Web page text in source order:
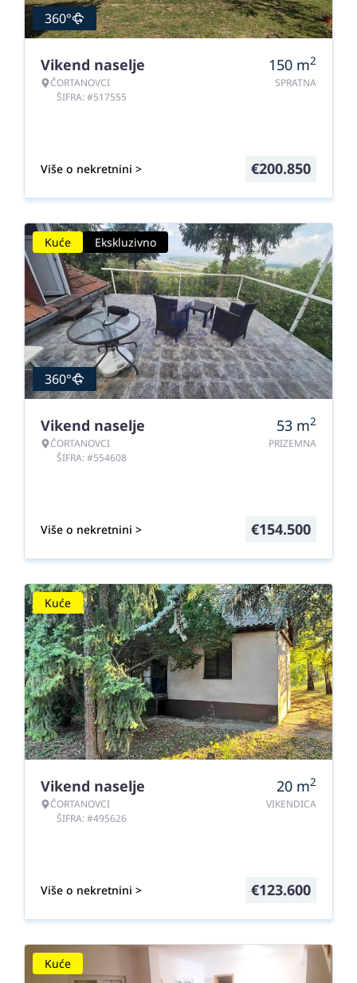
360°
Vikend naselje
ČORTANOVCI
ŠIFRA: #517555
150 m2
SPRATNA
Više o nekretnini > €200.850
Kuće Ekskluzivno
360°
Vikend naselje
ČORTANOVCI
ŠIFRA: #554608
53 m2
PRIZEMNA
Više o nekretnini > €154.500
Kuće
Vikend naselje
ČORTANOVCI
ŠIFRA: #495626
20 m2
VIKENDICA
Više o nekretnini > €123.600
Kuće